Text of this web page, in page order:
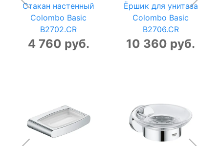
Стакан настенный
Colombo Basic
B2702.CR
4 760 руб.
Ёршик для унитаза
Colombo Basic
B2706.CR
10 360 руб.